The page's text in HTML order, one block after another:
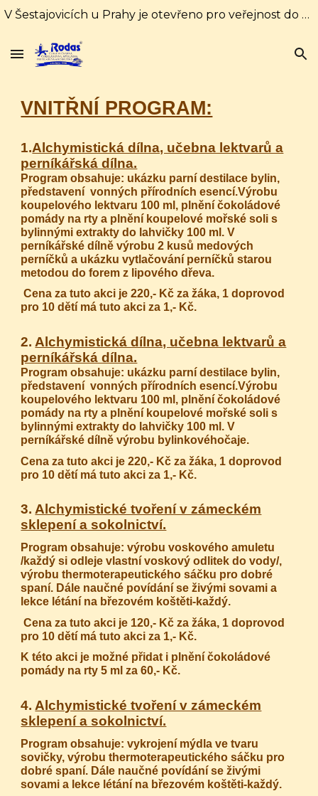
V Šestajovicích u Prahy je otevřeno pro veřejnost do 31. srpna každý den od 10:00 do 16:00 hodin. Od 1. září pouze soboty a neděle od 10:00 do 18:00
VNITŘNÍ PROGRAM:
1.Alchymistická dílna, učebna lektvarů a
perníkářská dílna.
Program obsahuje: ukázku parní destilace bylin,
představení vonných přírodních esencí.Výrobu
koupelového lektvaru 100 ml, plnění čokoládové
pomády na rty a plnění koupelové mořské soli s
bylinnými extrakty do lahvičky 100 ml. V
perníkářské dílně výrobu 2 kusů medových
perníčků a ukázku vytlačování perníčků starou
metodou do forem z lipového dřeva.
Cena za tuto akci je 220,- Kč za žáka, 1 doprovod
pro 10 dětí má tuto akci za 1,- Kč.
2. Alchymistická dílna, učebna lektvarů a
perníkářská dílna.
Program obsahuje: ukázku parní destilace bylin,
představení vonných přírodních esencí.Výrobu
koupelového lektvaru 100 ml, plnění čokoládové
pomády na rty a plnění koupelové mořské soli s
bylinnými extrakty do lahvičky 100 ml. V
perníkářské dílně výrobu bylinkovéhočaje.
Cena za tuto akci je 220,- Kč za žáka, 1 doprovod
pro 10 dětí má tuto akci za 1,- Kč.
3.Alchymistické tvoření v zámeckém
sklepení a sokolnictví.
Program obsahuje: výrobu voskového amuletu
/každý si odleje vlastní voskový odlitek do vody/,
výrobu thermoterapeutického sáčku pro dobré
spaní. Dále naučné povídání se živými sovami a
lekce létání na březovém koštěti-každý.
Cena za tuto akci je 120,- Kč za žáka, 1 doprovod
pro 10 dětí má tuto akci za 1,- Kč.
K této akci je možné přidat i plnění čokoládové
pomády na rty 5 ml za 60,- Kč.
4. Alchymistické tvoření v zámeckém
sklepení a sokolnictví.
Program obsahuje: vykrojení mýdla ve tvaru
sovičky, výrobu thermoterapeutického sáčku pro
dobré spaní. Dále naučné povídání se živými
sovami a lekce létání na březovém koštěti-každý.